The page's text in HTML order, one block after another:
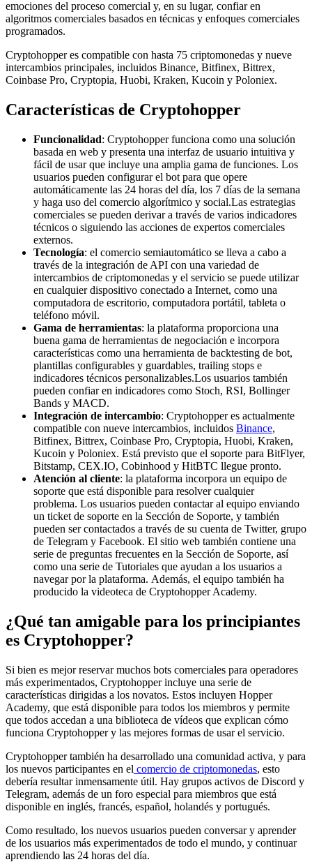
emociones del proceso comercial y, en su lugar, confiar en
algoritmos comerciales basados ​​en técnicas y enfoques comerciales
programados.
Cryptohopper es compatible con hasta 75 criptomonedas y nueve
intercambios principales, incluidos Binance, Bitfinex, Bittrex,
Coinbase Pro, Cryptopia, Huobi, Kraken, Kucoin y Poloniex.
Características de Cryptohopper
Funcionalidad: Cryptohopper funciona como una solución
basada en web y presenta una interfaz de usuario intuitiva y
fácil de usar que incluye una amplia gama de funciones. Los
usuarios pueden configurar el bot para que opere
automáticamente las 24 horas del día, los 7 días de la semana
y haga uso del comercio algorítmico y social.Las estrategias
comerciales se pueden derivar a través de varios indicadores
técnicos o siguiendo las acciones de expertos comerciales
externos.
Tecnología: el comercio semiautomático se lleva a cabo a
través de la integración de API con una variedad de
intercambios de criptomonedas y el servicio se puede utilizar
en cualquier dispositivo conectado a Internet, como una
computadora de escritorio, computadora portátil, tableta o
teléfono móvil.
Gama de herramientas: la plataforma proporciona una
buena gama de herramientas de negociación e incorpora
características como una herramienta de backtesting de bot,
plantillas configurables y guardables, trailing stops e
indicadores técnicos personalizables.Los usuarios también
pueden confiar en indicadores como Stoch, RSI, Bollinger
Bands y MACD.
Integración de intercambio: Cryptohopper es actualmente
compatible con nueve intercambios, incluidos Binance,
Bitfinex, Bittrex, Coinbase Pro, Cryptopia, Huobi, Kraken,
Kucoin y Poloniex. Está previsto que el soporte para BitFlyer,
Bitstamp, CEX.IO, Cobinhood y HitBTC llegue pronto.
Atención al cliente: la plataforma incorpora un equipo de
soporte que está disponible para resolver cualquier
problema. Los usuarios pueden contactar al equipo enviando
un ticket de soporte en la Sección de Soporte, y también
pueden ser contactados a través de su cuenta de Twitter, grupo
de Telegram y Facebook. El sitio web también contiene una
serie de preguntas frecuentes en la Sección de Soporte, así
como una serie de Tutoriales que ayudan a los usuarios a
navegar por la plataforma. Además, el equipo también ha
producido la videoteca de Cryptohopper Academy.
¿Qué tan amigable para los principiantes
es Cryptohopper?
Si bien es mejor reservar muchos bots comerciales para operadores
más experimentados, Cryptohopper incluye una serie de
características dirigidas a los novatos. Estos incluyen Hopper
Academy, que está disponible para todos los miembros y permite
que todos accedan a una biblioteca de vídeos que explican cómo
funciona Cryptohopper y las mejores formas de usar el servicio.
Cryptohopper también ha desarrollado una comunidad activa, y para
los nuevos participantes en el comercio de criptomonedas, esto
debería resultar inmensamente útil. Hay grupos activos de Discord y
Telegram, además de un foro especial para miembros que está
disponible en inglés, francés, español, holandés y portugués.
Como resultado, los nuevos usuarios pueden conversar y aprender
de los usuarios más experimentados de todo el mundo, y continuar
aprendiendo las 24 horas del día.